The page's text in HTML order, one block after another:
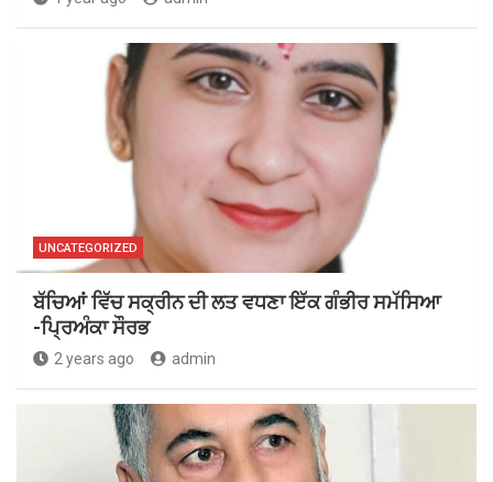
UNCATEGORIZED
ਬੱਚਿਆਂ ਵਿੱਚ ਸਕ੍ਰੀਨ ਦੀ ਲਤ ਵਧਣਾ ਇੱਕ ਗੰਭੀਰ ਸਮੱਸਿਆ
-ਪ੍ਰਿਅੰਕਾ ਸੌਰਭ
2 years ago admin